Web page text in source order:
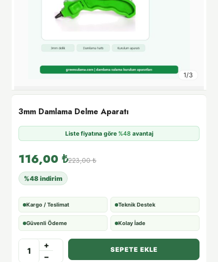
1/3
3mm Damlama Delme Aparatı
Liste fiyatına göre %48 avantaj
223,00₺
116,00 ₺
%48 indirim
Kargo / Teslimat Teknik Destek
Güvenli Ödeme Kolay İade
+
−
SEPETE EKLE